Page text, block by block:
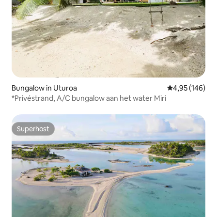
Bungalow in Uturoa Gemiddelde
4,95 (146)
*Privéstrand, A/C bungalow aan het water Miri
Superhost
Superhost